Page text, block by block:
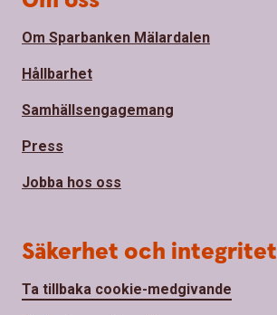
Om Sparbanken Mälardalen
Hållbarhet
Samhällsengagemang
Press
Jobba hos oss
Säkerhet och integritet
Ta tillbaka cookie-medgivande